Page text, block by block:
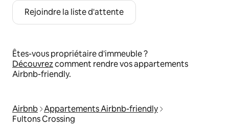
Rejoindre la liste d'attente
Êtes-vous propriétaire d'immeuble ?
Découvrezcomment rendre vos appartements
Airbnb-friendly.
Airbnb Appartements Airbnb-friendly
Fultons Crossing